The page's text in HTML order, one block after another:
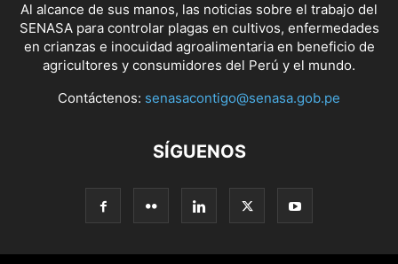
Al alcance de sus manos, las noticias sobre el trabajo del
SENASA para controlar plagas en cultivos, enfermedades
en crianzas e inocuidad agroalimentaria en beneficio de
agricultores y consumidores del Perú y el mundo.
Contáctenos: senasacontigo@senasa.gob.pe
SÍGUENOS